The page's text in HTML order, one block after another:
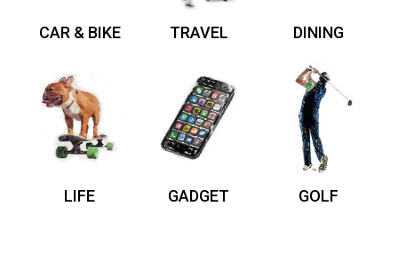
CAR & BIKE TRAVEL DINING
LIFE GADGET GOLF